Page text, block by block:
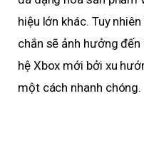
hiệu lớn khác. Tuy
chắn sẽ ảnh hưởng
hệ Xbox mới bởi xu
một cách nhanh chóng.